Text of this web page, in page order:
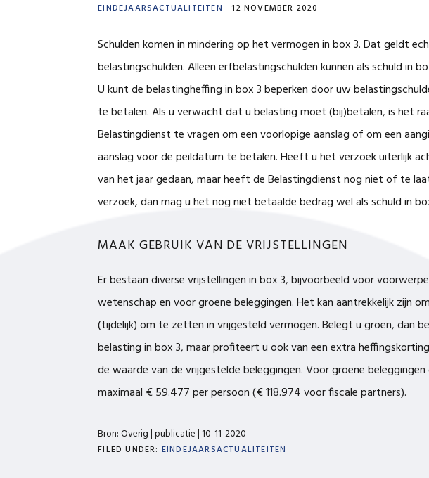
EINDEJAARSACTUALITEITEN · 12 NOVEMBER 2020
Schulden komen in mindering op het vermogen in box 3. Dat geldt
belastingschulden. Alleen erfbelastingschulden kunnen als schuld in
U kunt de belastingheffing in box 3 beperken door uw
te betalen. Als u verwacht dat u belasting moet (bij)betalen, is het
Belastingdienst te vragen om een voorlopige aanslag of om een
aanslag voor de peildatum te betalen. Heeft u het verzoek uiterlijk
van het jaar gedaan, maar heeft de Belastingdienst nog niet of te
verzoek, dan mag u het nog niet betaalde bedrag wel als schuld in
MAAK GEBRUIK VAN DE VRIJSTELLINGEN
Er bestaan diverse vrijstellingen in box 3, bijvoorbeeld voor
wetenschap en voor groene beleggingen. Het kan aantrekkelijk zijn
(tijdelijk) om te zetten in vrijgesteld vermogen. Belegt u groen, dan
belasting in box 3, maar profiteert u ook van een extra
de waarde van de vrijgestelde beleggingen. Voor groene
maximaal € 59.477 per persoon (€ 118.974 voor fiscale partners).
Bron: Overig | publicatie | 10-11-2020
FILED UNDER: EINDEJAARSACTUALITEITEN